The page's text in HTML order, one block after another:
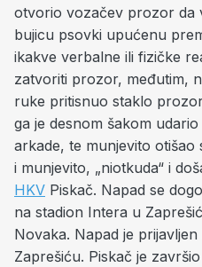
otvorio vozačev prozor da
bujicu psovki upućenu
ikakve verbalne ili fizičke
zatvoriti prozor, međutim,
ruke pritisnuo staklo
ga je desnom šakom
arkade, te munjevito otišao
i munjevito, „niotkuda“ i
HKV Piskač. Napad se
na stadion Intera u
Novaka. Napad je
Zaprešiću. Piskač je